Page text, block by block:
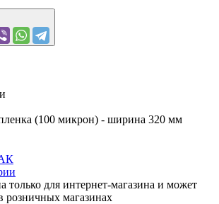
(100 микрон) - ширина 320 мм
только для интернет-магазина и может
розничных магазинах